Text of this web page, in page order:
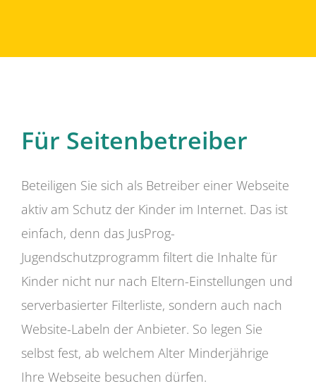
Für Seitenbetreiber
Beteiligen Sie sich als Betreiber einer Webseite
aktiv am Schutz der Kinder im Internet. Das ist
einfach, denn das JusProg-
Jugendschutzprogramm filtert die Inhalte für
Kinder nicht nur nach Eltern-Einstellungen und
serverbasierter Filterliste, sondern auch nach
Website-Labeln der Anbieter. So legen Sie
selbst fest, ab welchem Alter Minderjährige
Ihre Webseite besuchen dürfen.